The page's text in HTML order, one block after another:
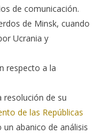
de comunicación.
de Minsk, cuando
Ucrania y
respecto a la
resolución de su
de las Repúblicas
abanico de análisis